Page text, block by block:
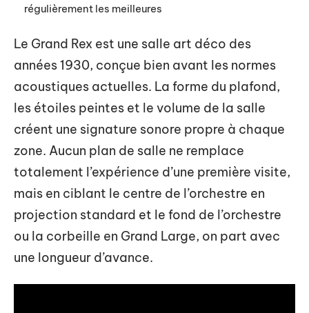
régulièrement les meilleures
Le Grand Rex est une salle art déco des
années 1930, conçue bien avant les normes
acoustiques actuelles. La forme du plafond,
les étoiles peintes et le volume de la salle
créent une signature sonore propre à chaque
zone. Aucun plan de salle ne remplace
totalement l’expérience d’une première visite,
mais en ciblant le centre de l’orchestre en
projection standard et le fond de l’orchestre
ou la corbeille en Grand Large, on part avec
une longueur d’avance.